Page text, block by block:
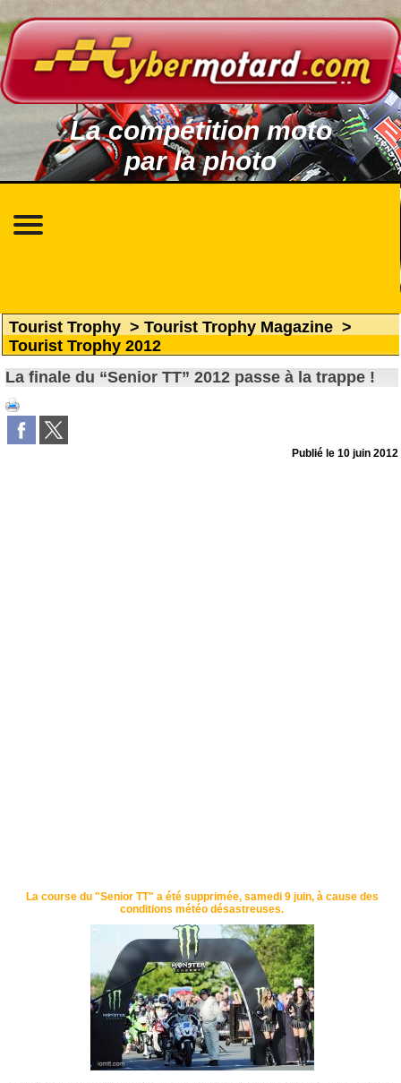
La compétition moto
par la photo
Tourist Trophy > Tourist Trophy Magazine >
Tourist Trophy 2012
La finale du “Senior TT” 2012 passe à la trappe !
Publié le10 juin 2012
La course du "Senior TT" a été supprimée, samedi 9 juin, à cause des
conditions météo désastreuses.